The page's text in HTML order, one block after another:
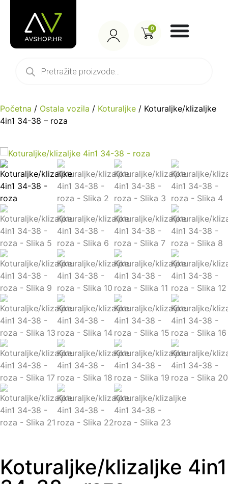
0
Početna / Ostala vozila / Koturaljke / Koturaljke/klizaljke
4in1 34-38 – roza
Koturaljke/klizaljke 4in1